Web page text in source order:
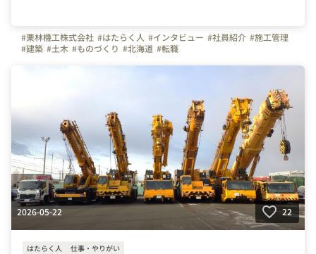
#栗林機工株式会社 #はたらく人 #インタビュー #社員紹介 #施工管理
#建築 #土木 #ものづくり #北海道 #転職
2026-05-22 22
はたらく人 仕事・やりがい